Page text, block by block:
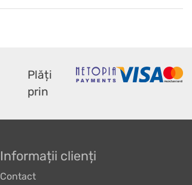
Plăți
prin
Informații clienți
Contact